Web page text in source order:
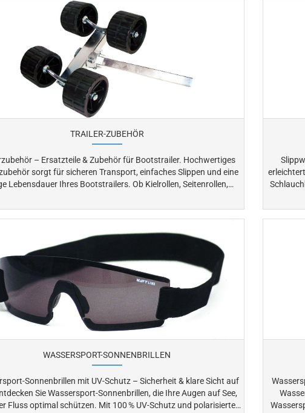
inklusive
TRAILER-ZUBEHÖR
– Ersatzteile & Zubehör für Bootstrailer. Hochwertiges
sorgt für sicheren Transport, einfaches Slippen und eine
Ihres Bootstrailers. Ob Kielrollen, Seitenrollen,
erleichtern das Auf- und Abladen des Bootes. In unserem
finden Skipper zuverlässiges Zubehör und Ersatzteile für
Schlauchboot. Er schützt den Rumpf,
WASSERSPORT-SONNENBRILLEN
Sonnenbrillen mit UV-Schutz – Sicherheit & klare Sicht auf
schützen. Mit 100 % UV-Schutz und polarisierten
Wassersportler. Sie bieten